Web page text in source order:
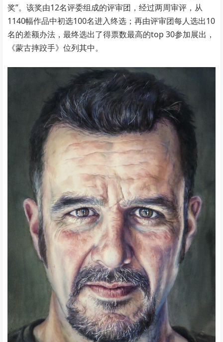
奖”。该奖由12名评委组成的评审团，经过两周审评，从
1140幅作品中初选100名进入终选；再由评审团每人选出10
名的差额办法，最终选出了得票数最高的top 30参加展出，
《蒙古摔跤手》位列其中。